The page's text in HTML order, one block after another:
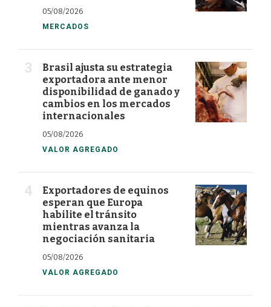
05/08/2026
MERCADOS
Brasil ajusta su estrategia
exportadora ante menor
disponibilidad de ganado y
cambios en los mercados
internacionales
05/08/2026
VALOR AGREGADO
Exportadores de equinos
esperan que Europa
habilite el tránsito
mientras avanza la
negociación sanitaria
05/08/2026
VALOR AGREGADO